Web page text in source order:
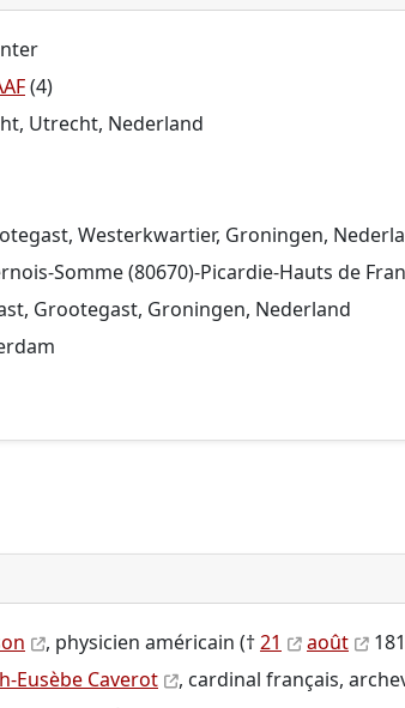
(4)
Utrecht, Nederland
Westerkwartier, Groningen,
Somme (80670)-Picardie-Hauts de
Grootegast, Groningen, Nederland
, physicien américain (†21 août
Eusèbe Caverot , cardinal français,